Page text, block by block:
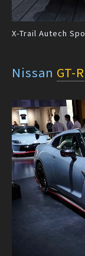
X-Trail Autech
Nissan GT-R